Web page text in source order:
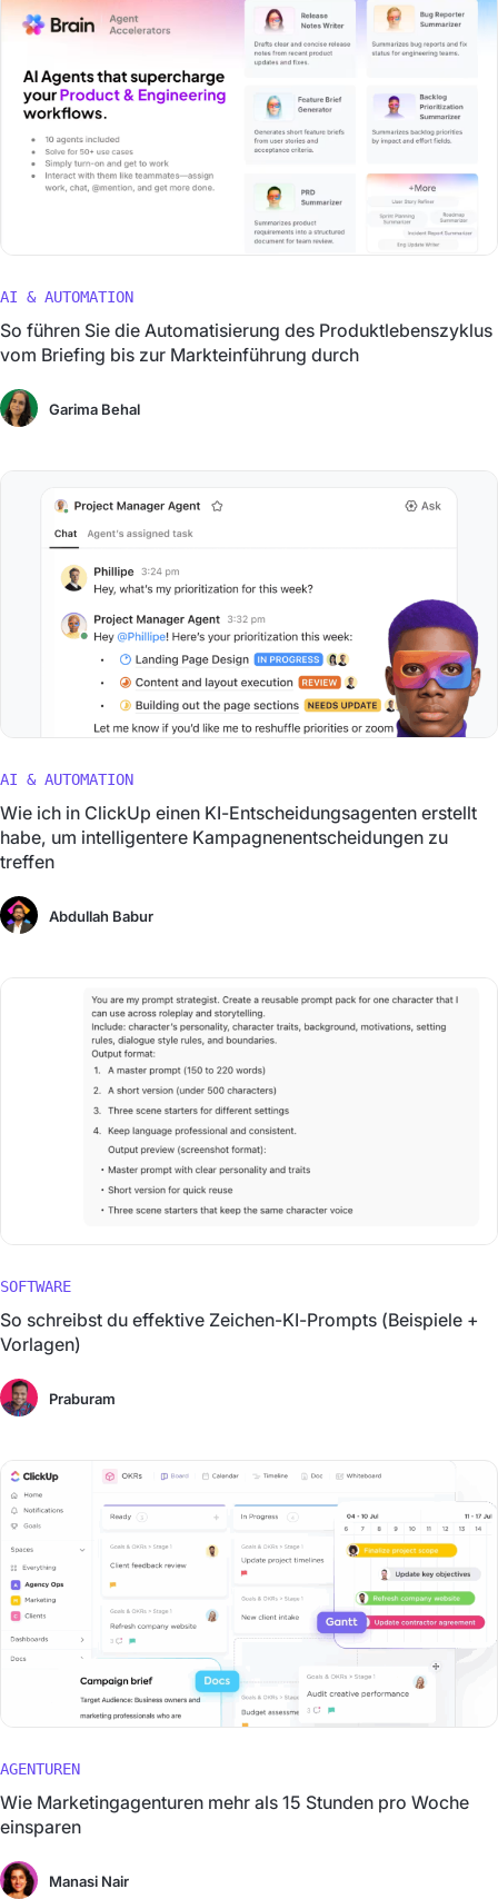
AI & AUTOMATION
So führen Sie die Automatisierung des Produktlebenszyklus
vom Briefing bis zur Markteinführung durch
Garima Behal
AI & AUTOMATION
Wie ich in ClickUp einen KI-Entscheidungsagenten erstellt
habe, um intelligentere Kampagnenentscheidungen zu
treffen
Abdullah Babur
SOFTWARE
So schreibst du effektive Zeichen-KI-Prompts (Beispiele +
Vorlagen)
Praburam
AGENTUREN
Wie Marketingagenturen mehr als 15 Stunden pro Woche
einsparen
Manasi Nair